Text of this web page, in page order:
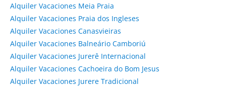
Alquiler Vacaciones Meia Praia
Alquiler Vacaciones Praia dos Ingleses
Alquiler Vacaciones Canasvieiras
Alquiler Vacaciones Balneário Camboriú
Alquiler Vacaciones Jurerê Internacional
Alquiler Vacaciones Cachoeira do Bom Jesus
Alquiler Vacaciones Jurere Tradicional